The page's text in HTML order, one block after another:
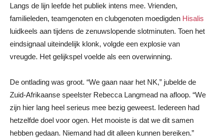
Langs de lijn leefde het publiek intens mee. Vrienden,
familieleden, teamgenoten en clubgenoten moedigden Hisalis
luidkeels aan tijdens de zenuwslopende slotminuten. Toen het
eindsignaal uiteindelijk klonk, volgde een explosie van
vreugde. Het gelijkspel voelde als een overwinning.
De ontlading was groot. “We gaan naar het NK,” jubelde de
Zuid-Afrikaanse speelster Rebecca Langmead na afloop. “We
zijn hier lang heel serieus mee bezig geweest. Iedereen had
hetzelfde doel voor ogen. Het mooiste is dat we dit samen
hebben gedaan. Niemand had dit alleen kunnen bereiken.”